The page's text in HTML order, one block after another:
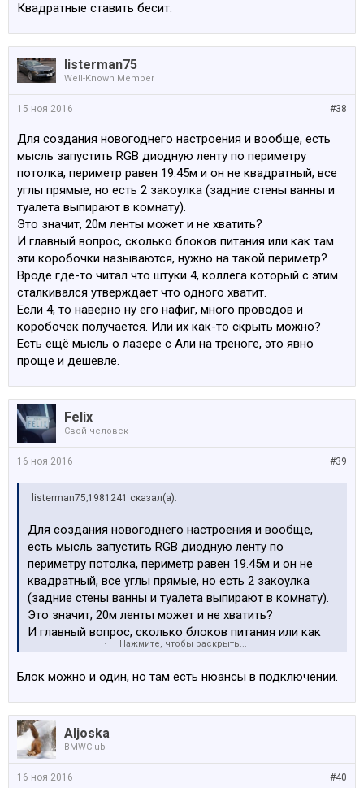
Квадратные ставить бесит.
listerman75
Well-Known Member
#38
15 ноя 2016
Для создания новогоднего настроения и вообще, есть
мысль запустить RGB диодную ленту по периметру
потолка, периметр равен 19.45м и он не квадратный, все
углы прямые, но есть 2 закоулка (задние стены ванны и
туалета выпирают в комнату).
Это значит, 20м ленты может и не хватить?
И главный вопрос, сколько блоков питания или как там
эти коробочки называются, нужно на такой периметр?
Вроде где-то читал что штуки 4, коллега который с этим
сталкивался утверждает что одного хватит.
Если 4, то наверно ну его нафиг, много проводов и
коробочек получается. Или их как-то скрыть можно?
Есть ещё мысль о лазере с Али на треноге, это явно
проще и дешевле.
Felix
Свой человек
#39
16 ноя 2016
listerman75;1981241 сказал(а):
Для создания новогоднего настроения и вообще,
есть мысль запустить RGB диодную ленту по
периметру потолка, периметр равен 19.45м и он не
квадратный, все углы прямые, но есть 2 закоулка
(задние стены ванны и туалета выпирают в комнату).
Это значит, 20м ленты может и не хватить?
И главный вопрос, сколько блоков питания или как
там эти коробочки называются, нужно на такой
который с этим сталкивался утверждает что одного
хватит.
Если 4, то наверно ну его нафиг, много проводов и
коробочек получается. Или их как-то скрыть можно?
Есть ещё мысль о лазере с Али на треноге, это явно
проще и дешевле.
Нажмите, чтобы раскрыть...
Блок можно и один, но там есть нюансы в подключении.
Aljoska
BMWClub
#40
16 ноя 2016